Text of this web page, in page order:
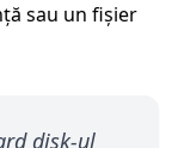
sau un fișier
disk-ul